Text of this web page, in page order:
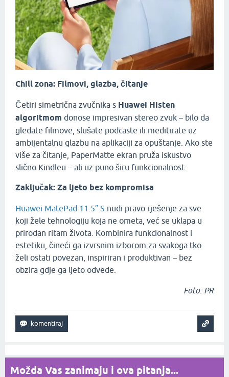
Chill zona: Filmovi, glazba, čitanje
Četiri simetrična zvučnika s Huawei Histen
algoritmom donose impresivan stereo zvuk – bilo da
gledate filmove, slušate podcaste ili meditirate uz
ambijentalnu glazbu na aplikaciji za opuštanje. Ako ste
više za čitanje, PaperMatte ekran pruža iskustvo
slično Kindleu – ali uz puno širu funkcionalnost.
Zaključak: Za ljeto bez kompromisa
Huawei MatePad 11.5″ S nudi pravo rješenje za sve
koji žele tehnologiju koja ne ometa, već se uklapa u
prirodan ritam života. Kombinira funkcionalnost i
estetiku, čineći ga izvrsnim izborom za svakoga tko
želi ostati povezan, inspiriran i produktivan – bez
obzira gdje ga ljeto odvede.
Foto: PR
Možda Vas zanimaju i ova pitanja...